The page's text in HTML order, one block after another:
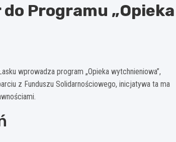
Programu „Opieka
wprowadza program „Opieka wytchnieniowa”,
z Funduszu Solidarnościowego, inicjatywa ta ma